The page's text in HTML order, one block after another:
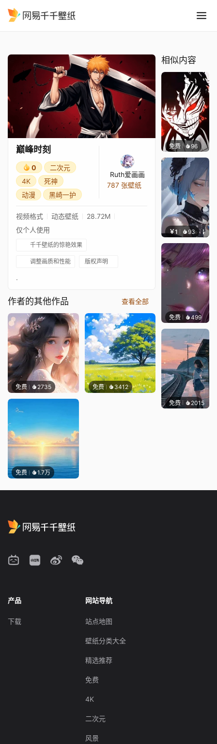
巅峰时刻
0
二次元
4K
死神
动漫
黑崎一护
Ruth爱画画
787 张壁纸
视频格式 动态壁纸
28.72M
仅个人使用
千千壁纸的惊艳效果
调整画质和性能 版权声明
.
作者的其他作品 查看全部
免费 2735 免费 3412
免费 1.7万
相似内容
免费 96 720
￥1 93 辰东
免费 499辰东
免费 2015辰东
产品
下载
网站导航
站点地图
壁纸分类大全
精选推荐
免费
4K
二次元
风景